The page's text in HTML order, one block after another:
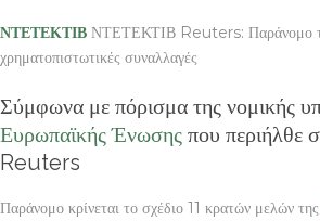
ΝΤΕΤΕΚΤΙΒ ΝΤΕΤΕΚΤΙΒ Reuters: Παράνομο
χρηματοπιστωτικές συναλλαγές
Σύμφωνα με πόρισμα της νομικής
Ευρωπαϊκής Ένωσης που περιήλθε
Reuters
Παράνομο κρίνεται το σχέδιο 11 κρατών μελών της